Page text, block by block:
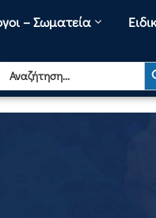
– Σωματεία
Search
for: